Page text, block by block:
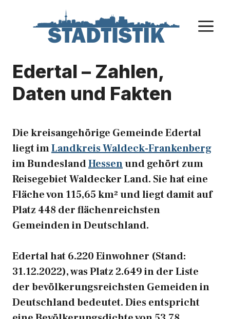
Edertal – Zahlen,
Daten und Fakten
Die kreisangehörige Gemeinde Edertal
liegt imLandkreis Waldeck-Frankenberg
im BundeslandHessenund gehört zum
Reisegebiet Waldecker Land. Sie hat eine
Fläche von 115,65 km² und liegt damit auf
Platz 448 der flächenreichsten
Gemeinden in Deutschland.
Edertal hat 6.220 Einwohner (Stand:
31.12.2022), was Platz 2.649 in der Liste
der bevölkerungsreichsten Gemeiden in
Deutschland bedeutet. Dies entspricht